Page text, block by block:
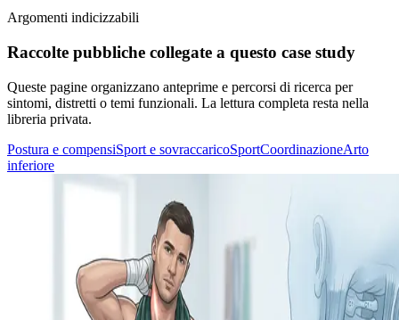
Argomenti indicizzabili
Raccolte pubbliche collegate a questo case study
Queste pagine organizzano anteprime e percorsi di ricerca per
sintomi, distretti o temi funzionali. La lettura completa resta nella
libreria privata.
Postura e compensiSport e sovraccaricoSportCoordinazioneArto
inferiore